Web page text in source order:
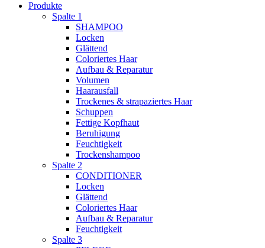
Produkte
Spalte 1
SHAMPOO
Locken
Glättend
Coloriertes Haar
Aufbau & Reparatur
Volumen
Haarausfall
Trockenes & strapaziertes Haar
Schuppen
Fettige Kopfhaut
Beruhigung
Feuchtigkeit
Trockenshampoo
Spalte 2
CONDITIONER
Locken
Glättend
Coloriertes Haar
Aufbau & Reparatur
Feuchtigkeit
Spalte 3